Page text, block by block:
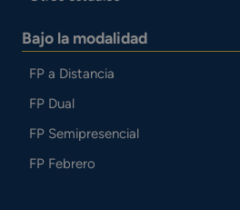
Bajo la modalidad
FP a Distancia
FP Dual
FP Semipresencial
FP Febrero